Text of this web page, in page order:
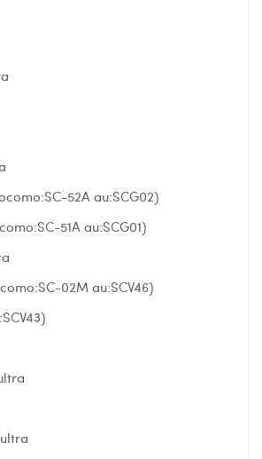
52A au:SCG02)
51A au:SCG01)
02M au:SCV46)